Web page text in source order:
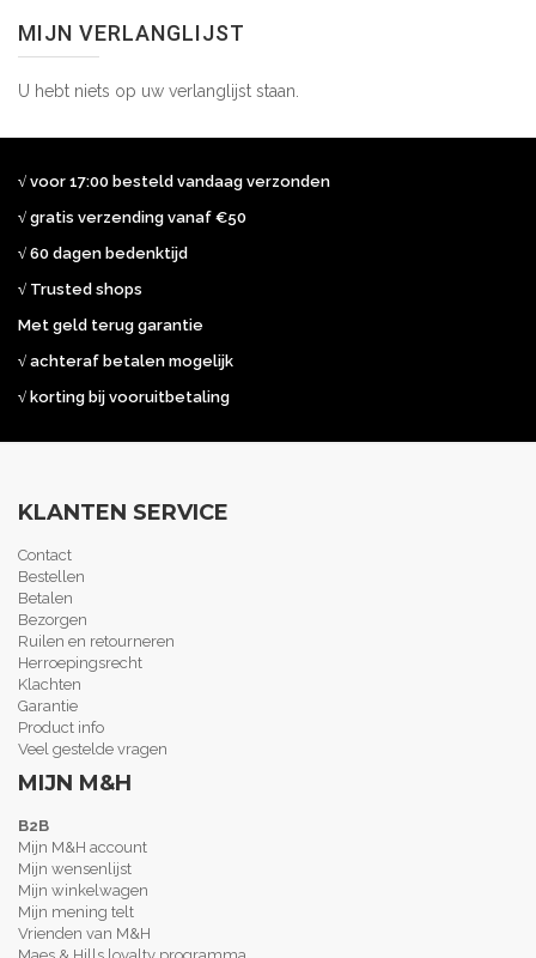
MIJN VERLANGLIJST
U hebt niets op uw verlanglijst staan.
√ voor 17:00 besteld vandaag verzonden
√ gratis verzending vanaf €50
√ 60 dagen bedenktijd
√ Trusted shops
Met geld terug garantie
√ achteraf betalen mogelijk
√ korting bij vooruitbetaling
KLANTEN SERVICE
Contact
Bestellen
Betalen
Bezorgen
Ruilen en retourneren
Herroepingsrecht
Klachten
Garantie
Product info
Veel gestelde vragen
MIJN M&H
B2B
Mijn M&H account
Mijn wensenlijst
Mijn winkelwagen
Mijn mening telt
Vrienden van M&H